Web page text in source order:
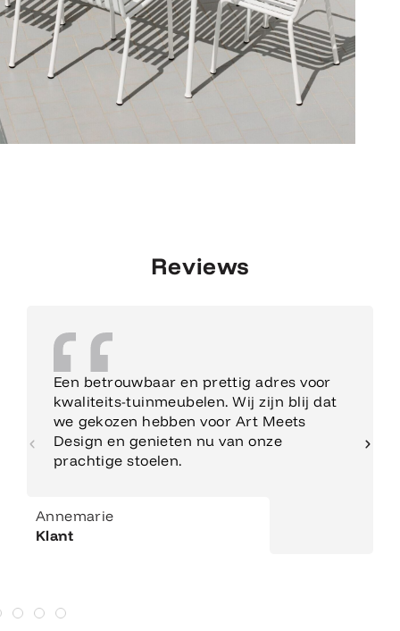
Reviews
Een betrouwbaar en prettig adres voor
kwaliteits-tuinmeubelen. Wij zijn blij dat
we gekozen hebben voor Art Meets
Design en genieten nu van onze
prachtige stoelen.
Annemarie
Klant